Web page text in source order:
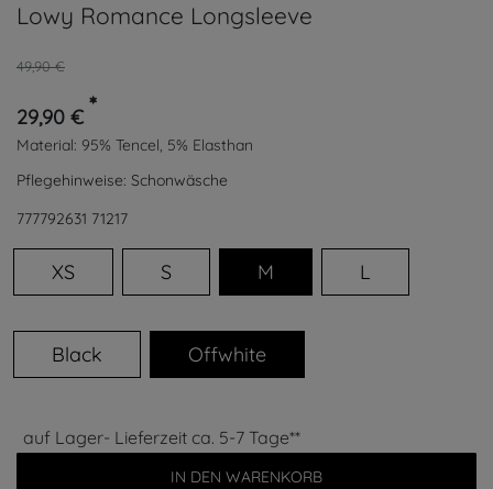
Lowy Romance Longsleeve
49,90 €
29,90 € *
Material: 95% Tencel, 5% Elasthan
Pflegehinweise: Schonwäsche
777792631 71217
XS S M L
Black Offwhite
auf Lager- Lieferzeit ca. 5-7 Tage**
IN DEN WARENKORB